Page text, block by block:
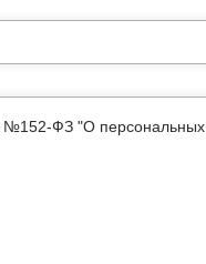
№152-ФЗ "О персональных